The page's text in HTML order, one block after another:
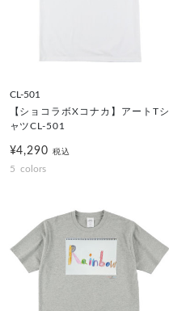
CL-501
【ショコラボXコナカ】アートTシ
ャツCL-501
¥4,290税込
5 colors